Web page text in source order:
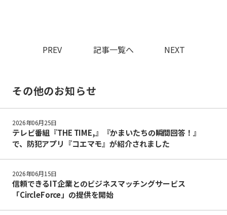
PREV 記事一覧へ NEXT
その他のお知らせ
テレビ番組『THE TIME,』『かまいたちの瞬間回答！』
で、防犯アプリ『コエマモ』が紹介されました
2026年06月25日
信頼できるIT企業とのビジネスマッチングサービス
「CircleForce」の提供を開始
2026年06月15日